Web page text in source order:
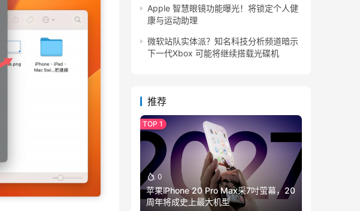
Apple 智慧眼镜功能曝光！将锁定个人健
康与运动助理
微软站队实体派？知名科技分析频道暗示
下一代Xbox 可能将继续搭载光碟机
推荐
0
苹果iPhone 20 Pro Max采7吋萤幕，20
周年将成史上最大机型